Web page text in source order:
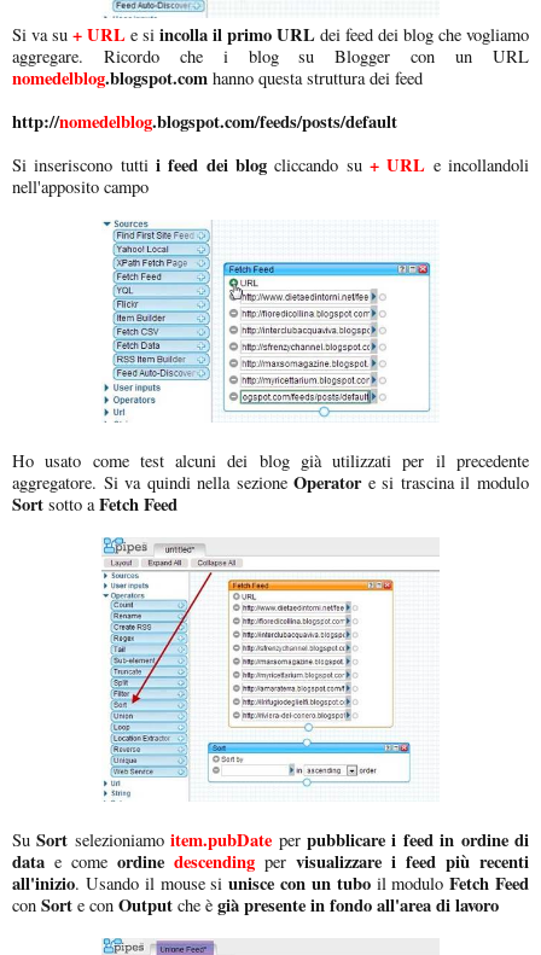
Si va su + URL e si incolla il primo URL dei feed dei blog che vogliamo
aggregare. Ricordo che i blog su Blogger con un URL
nomedelblog.blogspot.com hanno questa struttura dei feed
http://nomedelblog.blogspot.com/feeds/posts/default
Si inseriscono tutti i feed dei blog cliccando su + URL e incollandoli
nell'apposito campo
Ho usato come test alcuni dei blog già utilizzati per il precedente
aggregatore. Si va quindi nella sezioneOperatore si trascina il modulo
Sort sotto aFetch Feed
SuSort selezioniamoitem.pubDate perpubblicare i feed in ordine di
data e come ordine descending per visualizzare i feed più recenti
all'inizio. Usando il mouse siunisce con un tuboil modulo Fetch Feed
con Sort e con Output che è già presente in fondo all'area di lavoro